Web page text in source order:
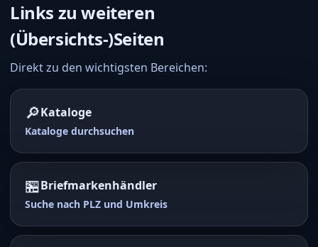
Links zu weiteren
(Übersichts-)Seiten
Direkt zu den wichtigsten Bereichen:
🔎Kataloge
Kataloge durchsuchen
🏪Briefmarkenhändler
Suche nach PLZ und Umkreis